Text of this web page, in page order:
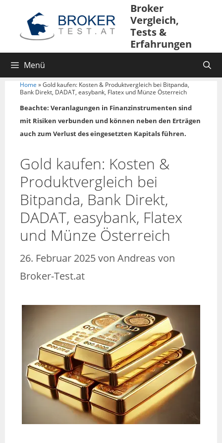
Broker
Vergleich,
Tests &
Erfahrungen
Menü
Home »Gold kaufen: Kosten & Produktvergleich bei Bitpanda,
Bank Direkt, DADAT, easybank, Flatex und Münze Österreich
Beachte: Veranlagungen in Finanzinstrumenten sind
mit Risiken verbunden und können neben den Erträgen
auch zum Verlust des eingesetzten Kapitals führen.
Gold kaufen: Kosten &
Produktvergleich bei
Bitpanda, Bank Direkt,
DADAT, easybank, Flatex
und Münze Österreich
26. Februar 2025von Andreas von
Broker-Test.at